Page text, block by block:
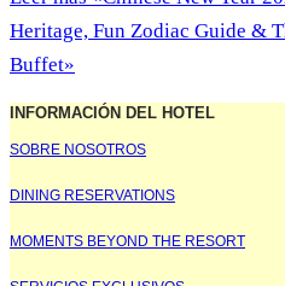
Heritage, Fun Zodiac Guide &
Buffet»
INFORMACIÓN DEL HOTEL
SOBRE NOSOTROS
DINING RESERVATIONS
MOMENTS BEYOND THE RESORT